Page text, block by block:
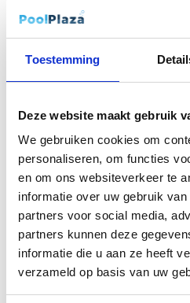
Toestemming
Deze website maakt gebruik
We gebruiken cookies om
personaliseren, om functies
en om ons websiteverkeer te
informatie over uw gebruik
partners voor social media,
partners kunnen deze
informatie die u aan ze heeft
verzameld op basis van uw
Winterstop - 1 1/2" -